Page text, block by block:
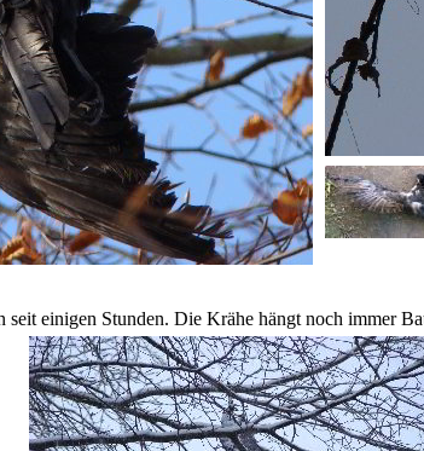
seit einigen Stunden. Die Krähe hängt noch immer